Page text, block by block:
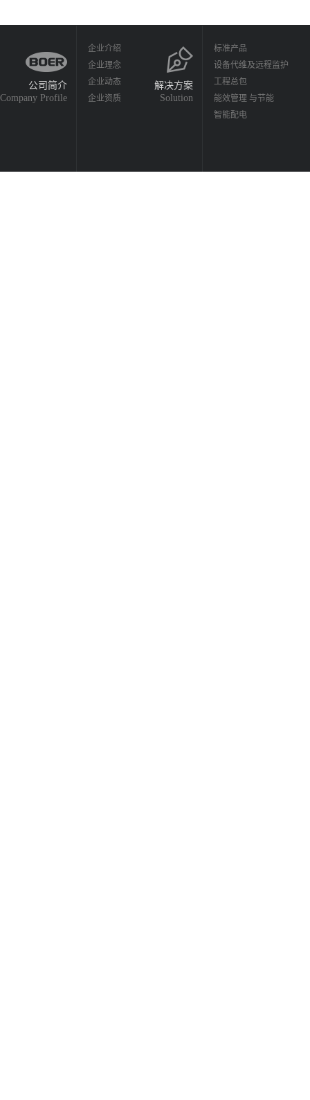
公司简介
Company Profile
企业介绍
企业理念
企业动态
企业资质
解决方案
Solution
标准产品
设备代维及远程监护
工程总包
能效管理 与节能
智能配电